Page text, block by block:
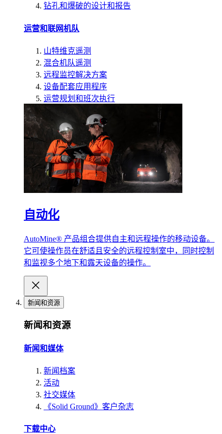
钻孔和爆破的设计和报告
运营和联网机队
山特维克遥测
混合机队遥测
远程监控解决方案
设备配套应用程序
运营规划和班次执行
自动化
AutoMine® 产品组合提供自主和远程操作的移动设备。
它可使操作员在舒适且安全的远程控制室中，同时控制
和监视多个地下和露天设备的操作。
新闻和资源
新闻和资源
新闻和媒体
新闻档案
活动
社交媒体
《Solid Ground》客户杂志
下载中心